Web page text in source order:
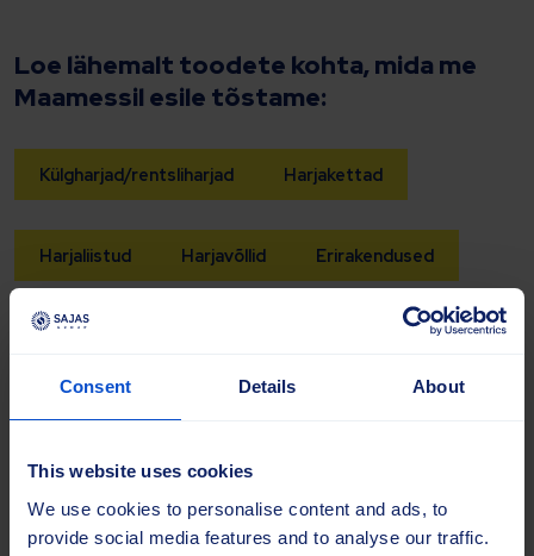
Consent Details About
This website uses cookies
We use cookies to personalise content and ads, to
provide social media features and to analyse our traffic.
Loe lähemalt toodete kohta, mida me
Maamessil esile tõstame:
Külgharjad/rentsliharjad Harjakettad
Harjaliistud Harjavõllid Erirakendused
Tutvuge Maamessi meeskonnaga
Meie meeskond on kohapeal saadaval, et anda
tooteteavet ja vastata küsimustele meie täieliku pakkumise
partnerite ja uute kontaktidega.